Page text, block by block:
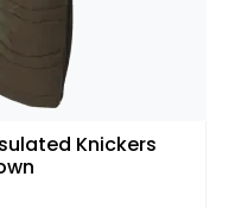
Knickers